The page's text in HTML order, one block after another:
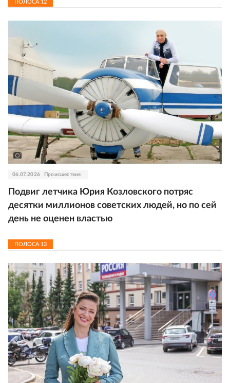
ПОЛОСА 12
06.07.2026 Происшествия
Подвиг летчика Юрия Козловского потряс
десятки миллионов советских людей, но по сей
день не оценен властью
ПОЛОСА 13